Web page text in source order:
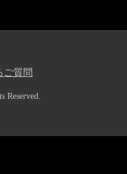
ご質問
Reserved.